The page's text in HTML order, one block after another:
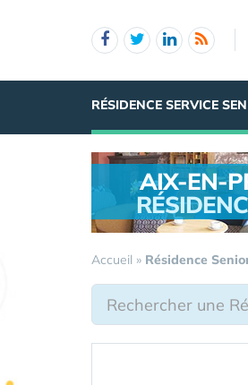
RÉSIDENCE SERVICE
AIX-EN-
Accueil » Résidence